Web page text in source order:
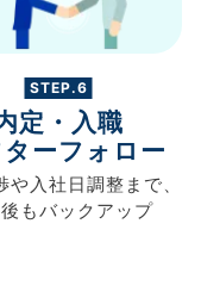
STEP.6
定・入職
ーフォロー
や入社日調整まで、
もバックアップ